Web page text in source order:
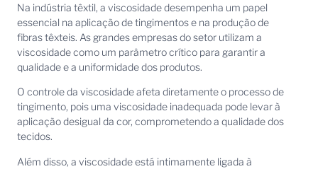
Na indústria têxtil, a viscosidade desempenha um papel
essencial na aplicação de tingimentos e na produção de
fibras têxteis. As grandes empresas do setor utilizam a
viscosidade como um parâmetro crítico para garantir a
qualidade e a uniformidade dos produtos.
O controle da viscosidade afeta diretamente o processo de
tingimento, pois uma viscosidade inadequada pode levar à
aplicação desigual da cor, comprometendo a qualidade dos
tecidos.
Além disso, a viscosidade está intimamente ligada à